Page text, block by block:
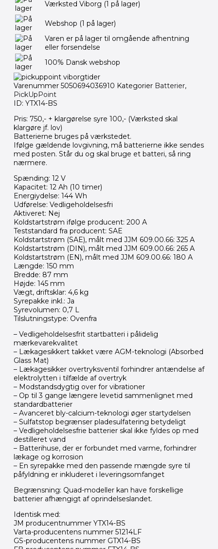
Værksted Viborg (1 på lager)
Webshop (1 på lager)
Varen er på lager til omgående afhentning
eller forsendelse
100% Dansk webshop
Varenummer 5050694036910 Kategorier Batterier,
PickUpPoint
ID: YTX14-BS
Pris: 750,- + klargørelse syre 100,- (Værksted skal
klargøre jf. lov)
Batterierne bruges på værkstedet.
Ifølge gældende lovgivning, må batterierne ikke sendes
med posten. Står du og skal bruge et batteri, så ring
nærmere.
Spænding: 12 V
Kapacitet: 12 Ah (10 timer)
Energiydelse: 144 Wh
Udførelse: Vedligeholdelsesfri
Aktiveret: Nej
Koldstartstrøm ifølge producent: 200 A
Teststandard fra producent: SAE
Koldstartstrøm (SAE), målt med JJM 609.00.66: 325 A
Koldstartstrøm (DIN), målt med JJM 609.00.66: 265 A
Koldstartstrøm (EN), målt med JJM 609.00.66: 180 A
Længde: 150 mm
Bredde: 87 mm
Højde: 145 mm
Vægt, driftsklar: 4,6 kg
Syrepakke inkl.: Ja
Syrevolumen: 0,7 L
Tilslutningstype: Ovenfra
– Vedligeholdelsesfrit startbatteri i pålidelig
mærkevarekvalitet
– Lækagesikkert takket være AGM-teknologi (Absorbed
Glass Mat)
– Lækagesikker overtryksventil forhindrer antændelse af
elektrolytten i tilfælde af overtryk
– Modstandsdygtig over for vibrationer
– Op til 3 gange længere levetid sammenlignet med
standardbatterier
– Avanceret bly-calcium-teknologi øger startydelsen
– Sulfatstop begrænser pladesulfatering betydeligt
– Vedligeholdelsesfrie batterier skal ikke fyldes op med
destilleret vand
– Batterihuse, der er forbundet med varme, forhindrer
lækage og korrosion
– En syrepakke med den passende mængde syre til
påfyldning er inkluderet i leveringsomfanget
Begrænsning: Quad-modeller kan have forskellige
batterier afhængigt af oprindelseslandet.
Identisk med:
JM producentnummer YTX14-BS
Varta-producentens nummer 51214LF
GS-producentens nummer GTX14-BS